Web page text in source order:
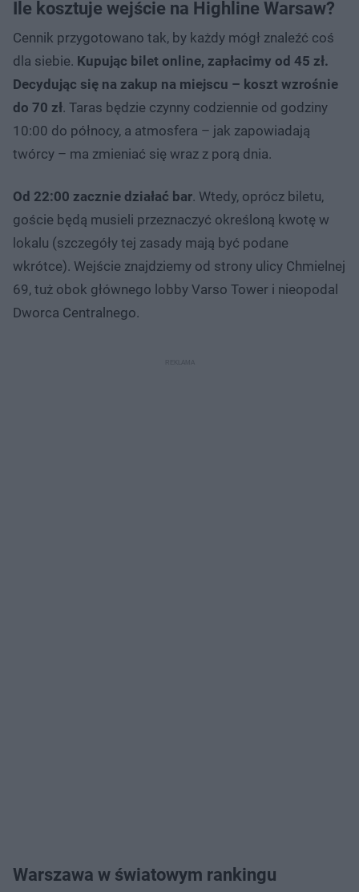
Ile kosztuje wejście na Highline Warsaw?
Cennik przygotowano tak, by każdy mógł znaleźć coś
dla siebie. Kupując bilet online, zapłacimy od 45 zł.
Decydując się na zakup na miejscu – koszt wzrośnie
do 70 zł. Taras będzie czynny codziennie od godziny
10:00 do północy, a atmosfera – jak zapowiadają
twórcy – ma zmieniać się wraz z porą dnia.
Od 22:00 zacznie działać bar. Wtedy, oprócz biletu,
goście będą musieli przeznaczyć określoną kwotę w
lokalu (szczegóły tej zasady mają być podane
wkrótce). Wejście znajdziemy od strony ulicy Chmielnej
69, tuż obok głównego lobby Varso Tower i nieopodal
Dworca Centralnego.
Warszawa w światowym rankingu